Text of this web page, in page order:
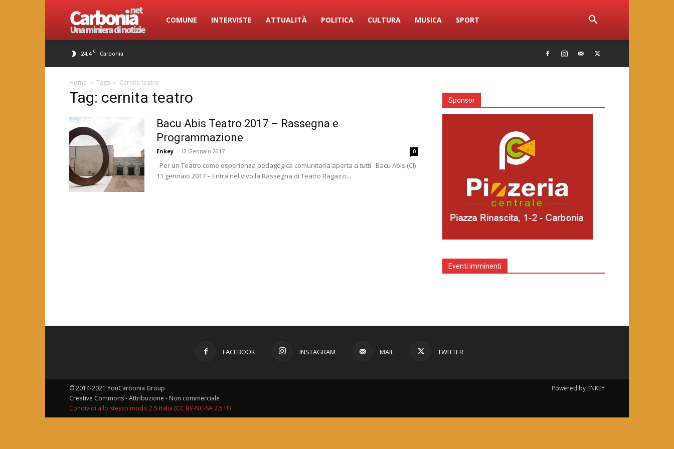
Carbonia.net
COMUNE INTERVISTE ATTUALITÀ POLITICA CULTURA MUSICA SPORT
24.4 C Carbonia
Home Tags Cernita teatro
Tag: cernita teatro
Bacu Abis Teatro 2017 – Rassegna e
Programmazione
Enkey - 12 Gennaio 2017 0
Per un Teatro come esperienza pedagogica comunitaria aperta a tutti Bacu Abis (CI)
11 gennaio 2017 – Entra nel vivo la Rassegna di Teatro Ragazzi...
Sponsor
Eventi imminenti
FACEBOOK INSTAGRAM MAIL TWITTER
Powered by ENKEY
© 2014-2021 YouCarbonia Group
Creative Commons - Attribuzione - Non commerciale
Condividi allo stesso modo 2.5 Italia (CC BY-NC-SA 2.5 IT)